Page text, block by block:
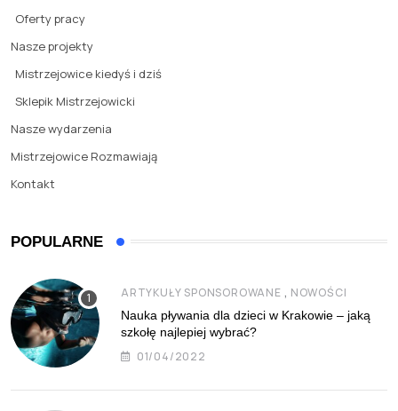
Oferty pracy
Nasze projekty
Mistrzejowice kiedyś i dziś
Sklepik Mistrzejowicki
Nasze wydarzenia
Mistrzejowice Rozmawiają
Kontakt
POPULARNE
ARTYKUŁY SPONSOROWANE , NOWOŚCI
Nauka pływania dla dzieci w Krakowie – jaką
szkołę najlepiej wybrać?
01/04/2022